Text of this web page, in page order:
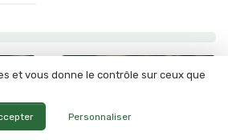
et vous donne le contrôle sur ceux que
Personnaliser